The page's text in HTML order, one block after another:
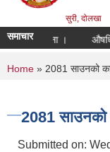
सुरी, दोलखा
समाचारसूचना । औषधि
You are
Home » 2081 साउनको
2081 साउनको
Submitted on: